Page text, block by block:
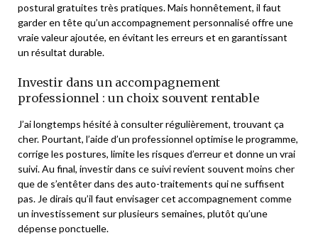
postural gratuites très pratiques. Mais honnêtement, il faut
garder en tête qu’un accompagnement personnalisé offre une
vraie valeur ajoutée, en évitant les erreurs et en garantissant
un résultat durable.
Investir dans un accompagnement
professionnel : un choix souvent rentable
J’ai longtemps hésité à consulter régulièrement, trouvant ça
cher. Pourtant, l’aide d’un professionnel optimise le programme,
corrige les postures, limite les risques d’erreur et donne un vrai
suivi. Au final, investir dans ce suivi revient souvent moins cher
que de s’entêter dans des auto-traitements qui ne suffisent
pas. Je dirais qu’il faut envisager cet accompagnement comme
un investissement sur plusieurs semaines, plutôt qu’une
dépense ponctuelle.